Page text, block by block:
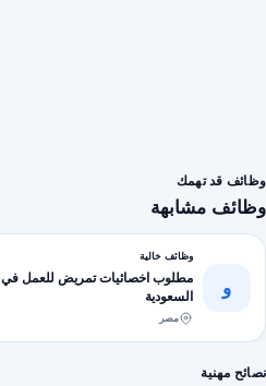
وظائف قد تهمك
وظائف مشابهة
و
وظائف خالية
مطلوب اخصائيات تمريض للعمل في
السعودية
مصر
نصائح مهنية